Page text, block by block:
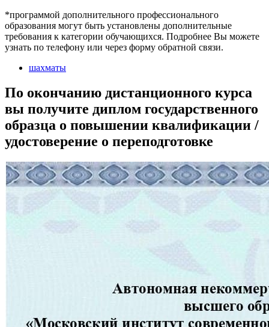
*программой дополнительного профессионального
образования могут быть установлены дополнительные
требования к категории обучающихся. Подробнее Вы можете
узнать по телефону или через форму обратной связи.
шахматы
По окончанию дистанционного курса
вы получите диплом государственного
образца о повышении квалификации /
удостоверение о переподготовке